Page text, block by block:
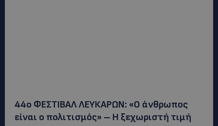
44ο ΦΕΣΤΙΒΑΛ ΛΕΥΚΑΡΩΝ: «Ο άνθρωπος
είναι ο πολιτισμός» – Η ξεχωριστή τιμή